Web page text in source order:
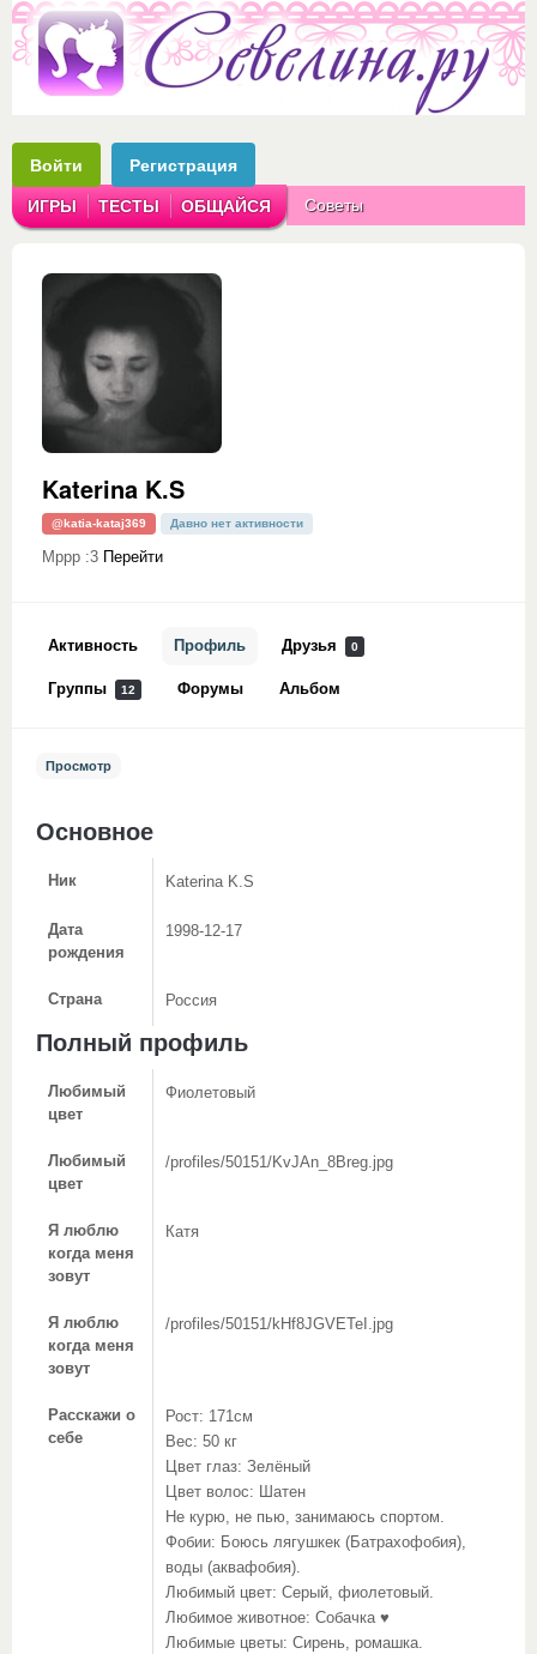
Войти Регистрация
ИГРЫ ТЕСТЫ ОБЩАЙСЯ Советы
Katerina K.S
@katia-kataj369 Давно нет активности
Мррр :3 Перейти
Активность Профиль Друзья 0
Группы 12 Форумы Альбом
Просмотр
Основное
Ник Katerina K.S
Дата
рождения
1998-12-17
Страна Россия
Полный профиль
Любимый
цвет
Фиолетовый
Любимый
цвет
/profiles/50151/KvJAn_8Breg.jpg
Я люблю
когда меня
зовут
Катя
Я люблю
когда меня
зовут
/profiles/50151/kHf8JGVETeI.jpg
Расскажи о
себе
Рост: 171см
Вес: 50 кг
Цвет глаз: Зелёный
Цвет волос: Шатен
Не курю, не пью, занимаюсь спортом.
Фобии: Боюсь лягушкек (Батрахофобия),
воды (аквафобия).
Любимый цвет: Серый, фиолетовый.
Любимое животное: Собачка ♥
Любимые цветы: Сирень, ромашка.